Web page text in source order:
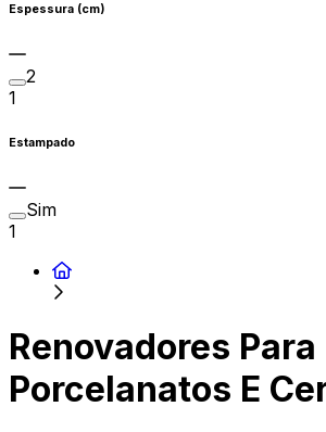
Espessura (cm)
2
1
Estampado
Sim
1
Renovadores Para
Porcelanatos E